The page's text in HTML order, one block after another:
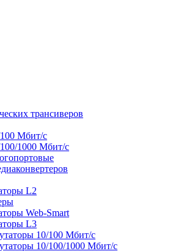
трансиверов
Мбит/с
1000 Мбит/c
L2
Web-Smart
L3
10/100 Мбит/с
10/100/1000 Мбит/с